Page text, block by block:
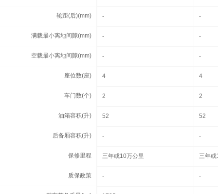
轮距(后)(mm) - -
满载最小离地间隙(mm) - -
空载最小离地间隙(mm) - -
座位数(座) 4 4
车门数(个) 2 2
油箱容积(升) 52 52
后备厢容积(升) - -
保修里程 三年或10万公里 三年或
质保政策 - -
轮距(后)(mm)
满载最小离地间隙(mm)
空载最小离地间隙(mm)
座位数(座)
车门数(个)
油箱容积(升)
后备厢容积(升)
保修里程
质保政策